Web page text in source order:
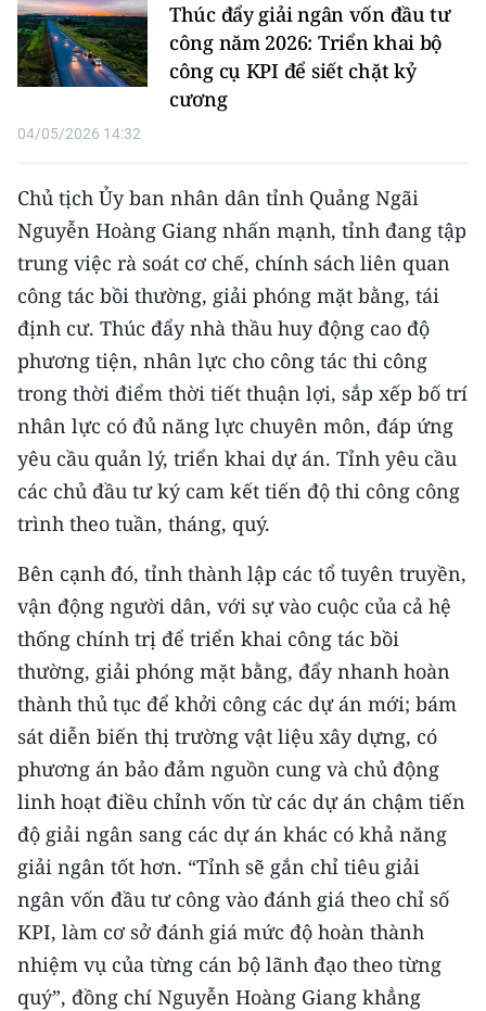
Thúc đẩy giải ngân vốn đầu tư
công năm 2026: Triển khai bộ
công cụ KPI để siết chặt kỷ
cương
04/05/2026 14:32
Chủ tịch Ủy ban nhân dân tỉnh Quảng Ngãi
Nguyễn Hoàng Giang nhấn mạnh, tỉnh đang tập
trung việc rà soát cơ chế, chính sách liên quan
công tác bồi thường, giải phóng mặt bằng, tái
định cư. Thúc đẩy nhà thầu huy động cao độ
phương tiện, nhân lực cho công tác thi công
trong thời điểm thời tiết thuận lợi, sắp xếp bố trí
nhân lực có đủ năng lực chuyên môn, đáp ứng
yêu cầu quản lý, triển khai dự án. Tỉnh yêu cầu
các chủ đầu tư ký cam kết tiến độ thi công công
trình theo tuần, tháng, quý.
Bên cạnh đó, tỉnh thành lập các tổ tuyên truyền,
vận động người dân, với sự vào cuộc của cả hệ
thống chính trị để triển khai công tác bồi
thường, giải phóng mặt bằng, đẩy nhanh hoàn
thành thủ tục để khởi công các dự án mới; bám
sát diễn biến thị trường vật liệu xây dựng, có
phương án bảo đảm nguồn cung và chủ động
linh hoạt điều chỉnh vốn từ các dự án chậm tiến
độ giải ngân sang các dự án khác có khả năng
giải ngân tốt hơn. “Tỉnh sẽ gắn chỉ tiêu giải
ngân vốn đầu tư công vào đánh giá theo chỉ số
KPI, làm cơ sở đánh giá mức độ hoàn thành
nhiệm vụ của từng cán bộ lãnh đạo theo từng
quý”, đồng chí Nguyễn Hoàng Giang khẳng